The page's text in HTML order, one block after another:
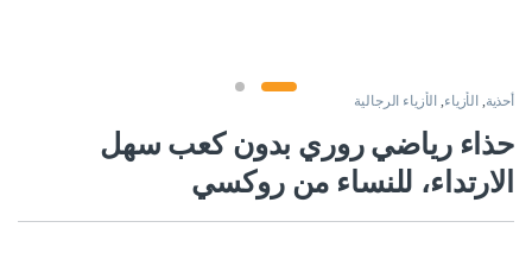
أحذية, الأزياء, الأزياء الرجالية
حذاء رياضي روري بدون كعب سهل
الارتداء، للنساء من روكسي